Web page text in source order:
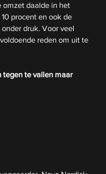
omzet daalde in het
procent en ook de
druk. Voor veel
reden om uit te
tegen te vallen maar